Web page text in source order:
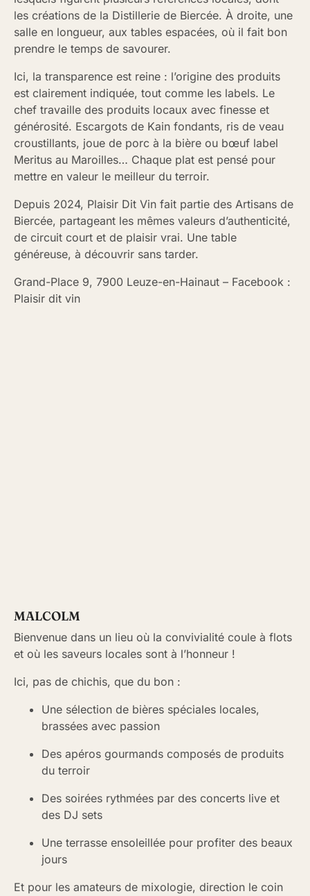
les créations de la Distillerie de Biercée. À droite, une
salle en longueur, aux tables espacées, où il fait bon
prendre le temps de savourer.
Ici, la transparence est reine : l’origine des produits
est clairement indiquée, tout comme les labels. Le
chef travaille des produits locaux avec finesse et
générosité. Escargots de Kain fondants, ris de veau
croustillants, joue de porc à la bière ou bœuf label
Meritus au Maroilles… Chaque plat est pensé pour
mettre en valeur le meilleur du terroir.
Depuis 2024, Plaisir Dit Vin fait partie des Artisans de
Biercée, partageant les mêmes valeurs d’authenticité,
de circuit court et de plaisir vrai. Une table
généreuse, à découvrir sans tarder.
Grand-Place 9, 7900 Leuze-en-Hainaut – Facebook :
Plaisir dit vin
MALCOLM
Bienvenue dans un lieu où la convivialité coule à flots
et où les saveurs locales sont à l’honneur !
Ici, pas de chichis, que du bon :
Une sélection de bières spéciales locales,
brassées avec passion
Des apéros gourmands composés de produits
du terroir
Des soirées rythmées par des concerts live et
des DJ sets
Une terrasse ensoleillée pour profiter des beaux
jours
Et pour les amateurs de mixologie, direction le coin